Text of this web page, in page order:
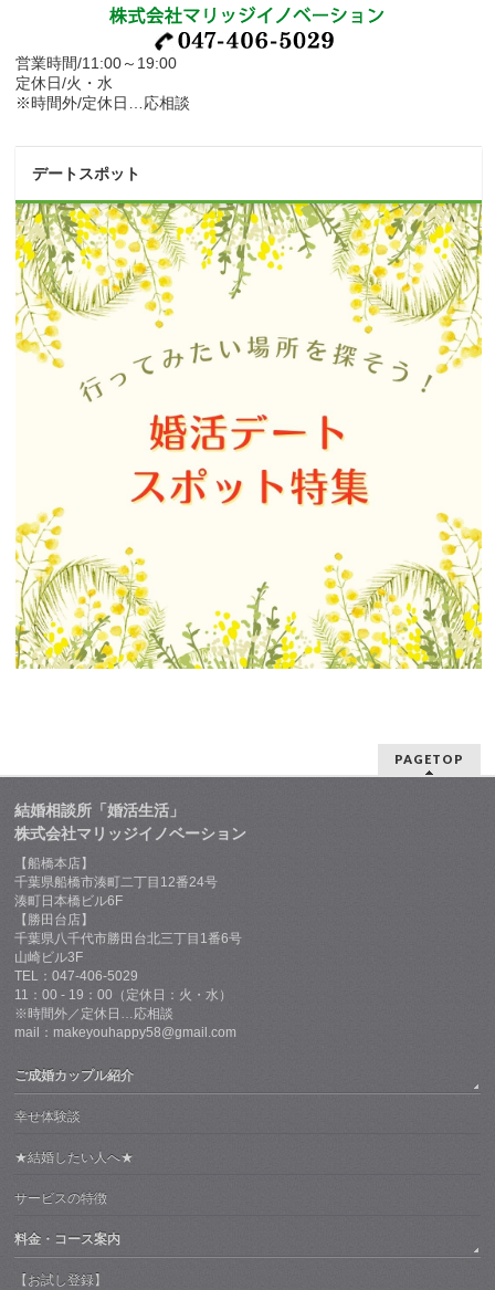
営業時間/11:00～19:00
定休日/火・水
※時間外/定休日…応相談
デートスポット
PAGETOP
結婚相談所「婚活生活」
株式会社マリッジイノベーション
【船橋本店】
千葉県船橋市湊町二丁目12番24号
湊町日本橋ビル6F
【勝田台店】
千葉県八千代市勝田台北三丁目1番6号
山崎ビル3F
TEL：047-406-5029
11：00 - 19：00（定休日：火・水）
※時間外／定休日…応相談
mail：makeyouhappy58@gmail.com
ご成婚カップル紹介
幸せ体験談
★結婚したい人へ★
サービスの特徴
料金・コース案内
【お試し登録】